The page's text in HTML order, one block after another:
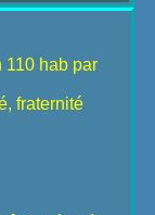
110 hab par
fraternité